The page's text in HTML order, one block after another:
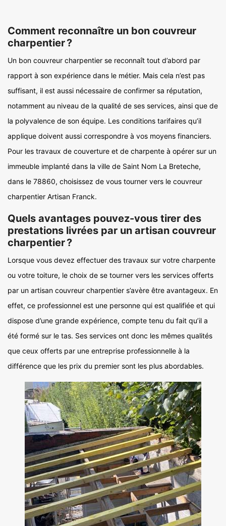
Comment reconnaître un bon couvreur
charpentier ?
Un bon couvreur charpentier se reconnaît tout d’abord par
rapport à son expérience dans le métier. Mais cela n’est pas
suffisant, il est aussi nécessaire de confirmer sa réputation,
notamment au niveau de la qualité de ses services, ainsi que de
la polyvalence de son équipe. Les conditions tarifaires qu’il
applique doivent aussi correspondre à vos moyens financiers.
Pour les travaux de couverture et de charpente à opérer sur un
immeuble implanté dans la ville de Saint Nom La Breteche,
dans le 78860, choisissez de vous tourner vers le couvreur
charpentier Artisan Franck.
Quels avantages pouvez-vous tirer des
prestations livrées par un artisan couvreur
charpentier ?
Lorsque vous devez effectuer des travaux sur votre charpente
ou votre toiture, le choix de se tourner vers les services offerts
par un artisan couvreur charpentier s’avère être avantageux. En
effet, ce professionnel est une personne qui est qualifiée et qui
dispose d’une grande expérience, compte tenu du fait qu’il a
été formé sur le tas. Ses services ont donc les mêmes qualités
que ceux offerts par une entreprise professionnelle à la
différence que les prix du premier sont les plus abordables.